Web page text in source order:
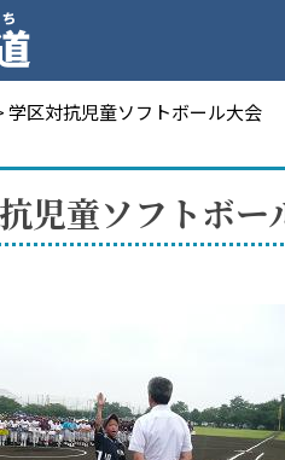
学区対抗児童ソフトボール大会
児童ソフトボー